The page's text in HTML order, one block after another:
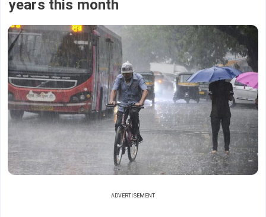
years this month
ADVERTISEMENT